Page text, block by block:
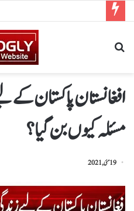
افغانستان پاکستان کے
مسئلہ کیوں بن گیا؟
19 مئی, 2021